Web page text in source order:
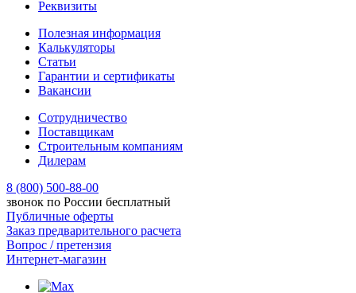
Реквизиты
Полезная информация
Калькуляторы
Статьи
Гарантии и сертификаты
Вакансии
Сотрудничество
Поставщикам
Строительным компаниям
Дилерам
8 (800) 500-88-00
звонок по России бесплатный
Публичные оферты
Заказ предварительного расчета
Вопрос / претензия
Интернет-магазин